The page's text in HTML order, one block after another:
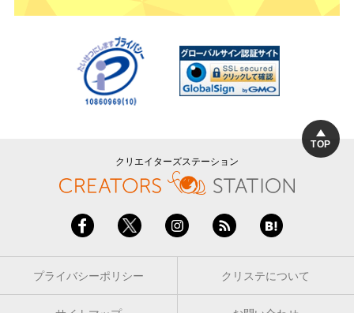
TOP
クリエイターズステーション
プライバシーポリシー クリステについて